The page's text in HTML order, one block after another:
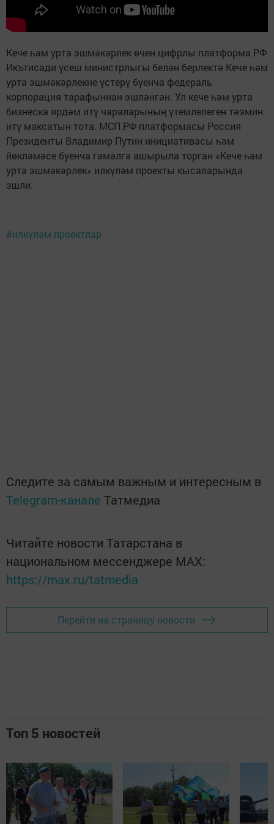
Кече һәм урта эшмәкәрлек өчен цифрлы платформа РФ
Икътисади үсеш министрлыгы белән берлектә Кече һәм
урта эшмәкәрлекне үстерү буенча федераль
корпорация тарафыннан эшләнгән. Ул кече һәм урта
бизнеска ярдәм итү чараларының үтемлелеген тәэмин
итү максатын тота. МСП.РФ платформасы Россия
Президенты Владимир Путин инициативасы һәм
йөкләмәсе буенча гамәлгә ашырыла торган «Кече һәм
урта эшмәкәрлек» илкүләм проекты кысаларында
эшли.
#илкүләм проектлар
Следите за самым важным и интересным в
Telegram-канале Татмедиа
Читайте новости Татарстана в
национальном мессенджере MАХ:
https://max.ru/tatmedia
Перейти на страницу новости
Топ 5 новостей